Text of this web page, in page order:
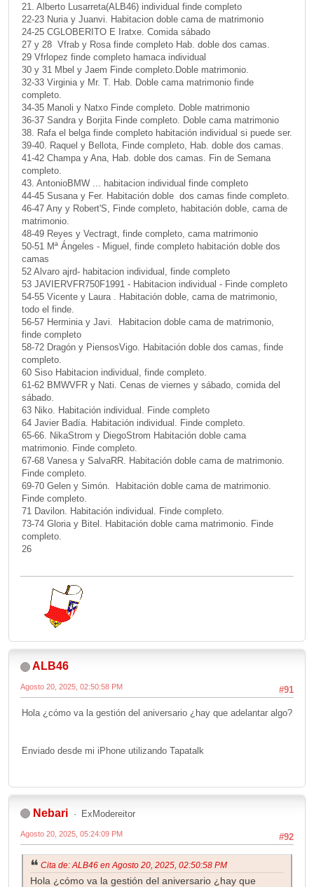
21. Alberto Lusarreta(ALB46) individual finde completo
22-23 Nuria y Juanvi. Habitacion doble cama de matrimonio
24-25 CGLOBERITO E Iratxe. Comida sábado
27 y 28 Vfrab y Rosa finde completo Hab. doble dos camas.
29 Vfrlopez finde completo hamaca individual
30 y 31 Mbel y Jaem Finde completo.Doble matrimonio.
32-33 Virginia y Mr. T. Hab. Doble cama matrimonio finde
completo.
34-35 Manoli y Natxo Finde completo. Doble matrimonio
36-37 Sandra y Borjita Finde completo. Doble cama matrimonio
38. Rafa el belga finde completo habitación individual si puede ser.
39-40. Raquel y Bellota, Finde completo, Hab. doble dos camas.
41-42 Champa y Ana, Hab. doble dos camas. Fin de Semana
completo.
43. AntonioBMW ... habitacion individual finde completo
44-45 Susana y Fer. Habitación doble dos camas finde completo.
46-47 Any y Robert'S, Finde completo, habitación doble, cama de
matrimonio.
48-49 Reyes y Vectragt, finde completo, cama matrimonio
50-51 Mª Ángeles - Miguel, finde completo habitación doble dos
camas
52 Alvaro ajrd- habitacion individual, finde completo
53 JAVIERVFR750F1991 - Habitacion individual - Finde completo
54-55 Vicente y Laura . Habitación doble, cama de matrimonio,
todo el finde.
56-57 Herminia y Javi. Habitacion doble cama de matrimonio,
finde completo
58-72 Dragón y PiensosVigo. Habitación doble dos camas, finde
completo.
60 Siso Habitacion individual, finde completo.
61-62 BMWVFR y Nati. Cenas de viernes y sábado, comida del
sábado.
63 Niko. Habitación individual. Finde completo
64 Javier Badía. Habitación individual. Finde completo.
65-66. NikaStrom y DiegoStrom Habitación doble cama
matrimonio. Finde completo.
67-68 Vanesa y SalvaRR. Habitación doble cama de matrimonio.
Finde completo.
69-70 Gelen y Simón. Habitación doble cama de matrimonio.
Finde completo.
71 Davilon. Habitación individual. Finde completo.
73-74 Gloria y Bitel. Habitación doble cama matrimonio. Finde
completo.
26
ALB46
#91
Agosto 20, 2025, 02:50:58 PM
Hola ¿cómo va la gestión del aniversario ¿hay que adelantar algo?
Enviado desde mi iPhone utilizando Tapatalk
Nebari ExModereitor
#92
Agosto 20, 2025, 05:24:09 PM
Cita de: ALB46 en Agosto 20, 2025, 02:50:58 PM
Hola ¿cómo va la gestión del aniversario ¿hay que